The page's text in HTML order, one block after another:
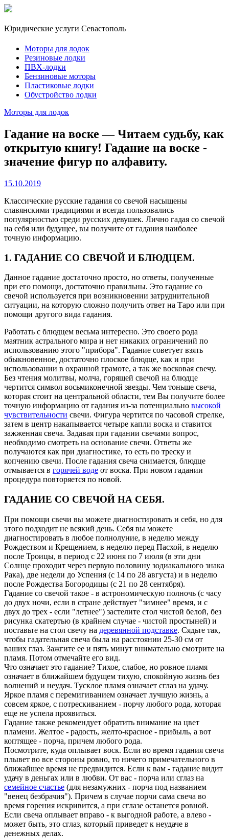
Юридические услуги Севастополь
Моторы для лодок
Резиновые лодки
ПВХ-лодки
Бензиновые моторы
Пластиковые лодки
Обустройство лодки
Моторы для лодок
Гадание на воске — Читаем судьбу, как
открытую книгу! Гадание на воске -
значение фигур по алфавиту.
15.10.2019
Классические русские гадания со свечой насыщены
славянскими традициями и всегда пользовались
популярностью среди русских девушек. Лично гадая со свечой
на себя или будущее, вы получите от гадания наиболее
точную информацию.
1. ГАДАНИЕ СО СВЕЧОЙ И БЛЮДЦЕМ.
Данное гадание достаточно просто, но ответы, полученные
при его помощи, достаточно правильны. Это гадание со
свечой используется при возникновении затруднительной
ситуации, на которую сложно получить ответ на Таро или при
помощи другого вида гадания.
Работать с блюдцем весьма интересно. Это своего рода
маятник астрального мира и нет никаких ограничений по
использованию этого "прибора". Гадание советует взять
обыкновенное, достаточно плоское блюдце, как и при
использовании в охранной грамоте, а так же восковая свечу.
Без чтения молитвы, молча, горящей свечой на блюдце
чертится символ восьмиконечной звезды. Чем тоньше свеча,
которая стоит на центральной области, тем Вы получите более
точную информацию от гадания из-за потенциально высокой
чувствительности свечи. Фигура чертится по часовой стрелке,
затем в центр накапывается четыре капли воска и ставится
зажженная свеча. Задавая при гадании свечами вопрос,
необходимо смотреть на основание свечи. Ответы же
получаются как при диагностике, то есть по треску и
копчению свечи. После гадания свеча снимается, блюдце
отмывается в горячей воде от воска. При новом гадании
процедура повторяется по новой.
ГАДАНИЕ СО СВЕЧОЙ НА СЕБЯ.
При помощи свечи вы можете диагностировать и себя, но для
этого подходит не всякий день. Себя вы можете
диагностировать в любое полнолуние, в неделю между
Рождеством и Крещением, в неделю перед Пасхой, в неделю
после Троицы, в период с 22 июня по 7 июля (в эти дни
Солнце проходит через первую половину зодиакального знака
Рака), две недели до Успения (с 14 по 28 августа) и в неделю
после Рождества Богородицы (с 21 по 28 сентября).
Гадание со свечой такое - в астрономическую полночь (с часу
до двух ночи, если в стране действует "зимнее" время, и с
двух до трех - если "летнее") застелите стол чистой белой, без
рисунка скатертью (в крайнем случае - чистой простыней) и
поставьте на стол свечу на деревянной подставке. Сядьте так,
чтобы гадательная свеча была на расстоянии 25-30 см от
ваших глаз. Зажгите ее и пять минут внимательно смотрите на
пламя. Потом отмечайте его вид.
Что означает это гадание? Тихое, слабое, но ровное пламя
означает в ближайшем будущем тихую, спокойную жизнь без
волнений и неудач. Тусклое пламя означает сглаз на удачу.
Яркое пламя с перемигиванием означает лучшую жизнь, а
совсем яркое, с потрескиванием - порчу любого рода, которая
еще не успела проявиться.
Гадание также рекомендует обратить внимание на цвет
пламени. Желтое - радость, желто-красное - прибыль, а вот
коптящее - порча, причем любого рода.
Посмотрите, куда оплывает воск. Если во время гадания свеча
плывет во все стороны ровно, то ничего примечательного в
ближайшее время не предвидится. Если к вам - гадание видит
удачу в деньгах или в любви. От вас - порча или сглаз на
семейное счастье (для незамужних - порча под названием
"венец безбрачия"). Причем в случае порчи сама свеча во
время горения искривится, а при сглазе останется ровной.
Если свеча оплывает вправо - к выгодной работе, а влево -
может быть, это сглаз, который приведет к неудаче в
денежных делах.